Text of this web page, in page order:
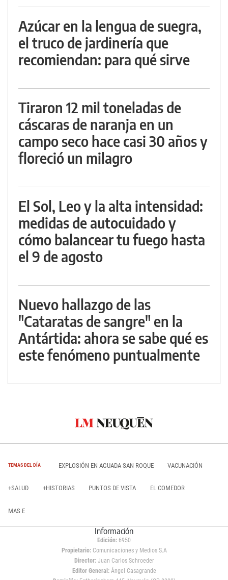
Azúcar en la lengua de suegra,
el truco de jardinería que
recomiendan: para qué sirve
Tiraron 12 mil toneladas de
cáscaras de naranja en un
campo seco hace casi 30 años y
floreció un milagro
El Sol, Leo y la alta intensidad:
medidas de autocuidado y
cómo balancear tu fuego hasta
el 9 de agosto
Nuevo hallazgo de las
"Cataratas de sangre" en la
Antártida: ahora se sabe qué es
este fenómeno puntualmente
TEMAS DEL DÍA EXPLOSIÓN EN AGUADA SAN ROQUE VACUNACIÓN
+SALUD +HISTORIAS PUNTOS DE VISTA EL COMEDOR
MAS E
Información
Edición: 6950
Propietario:Comunicaciones y Medios S.A
Director: Juan Carlos Schroeder
Editor General:Ángel Casagrande